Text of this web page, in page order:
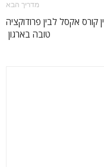
מדריך הבא
קורס אקסל לבין פרודוקציה
טובה בארגון